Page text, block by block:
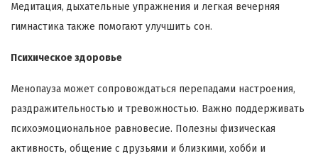
Медитация, дыхательные упражнения и легкая вечерняя
гимнастика также помогают улучшить сон.
Психическое здоровье
Менопауза может сопровождаться перепадами настроения,
раздражительностью и тревожностью. Важно поддерживать
психоэмоциональное равновесие. Полезны физическая
активность, общение с друзьями и близкими, хобби и